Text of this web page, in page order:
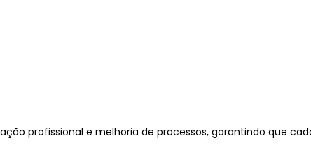
profissional e melhoria de processos, garantindo que